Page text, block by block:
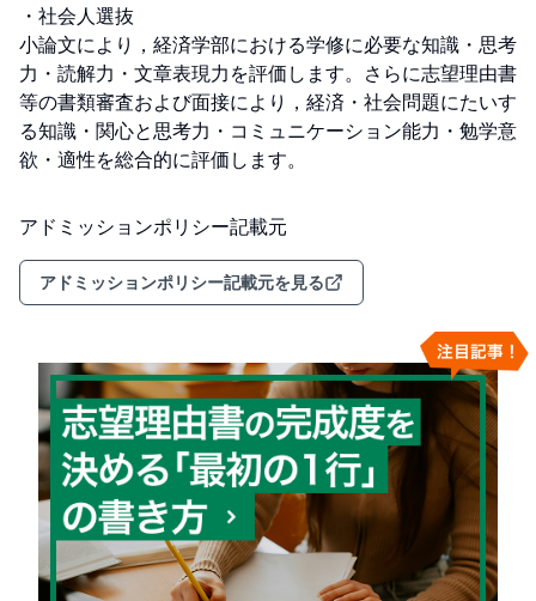
・社会人選抜
小論文により，経済学部における学修に必要な知識・思考
力・読解力・文章表現力を評価します。さらに志望理由書
等の書類審査および面接により，経済・社会問題にたいす
る知識・関心と思考力・コミュニケーション能力・勉学意
欲・適性を総合的に評価します。
アドミッションポリシー記載元
アドミッションポリシー記載元を見る